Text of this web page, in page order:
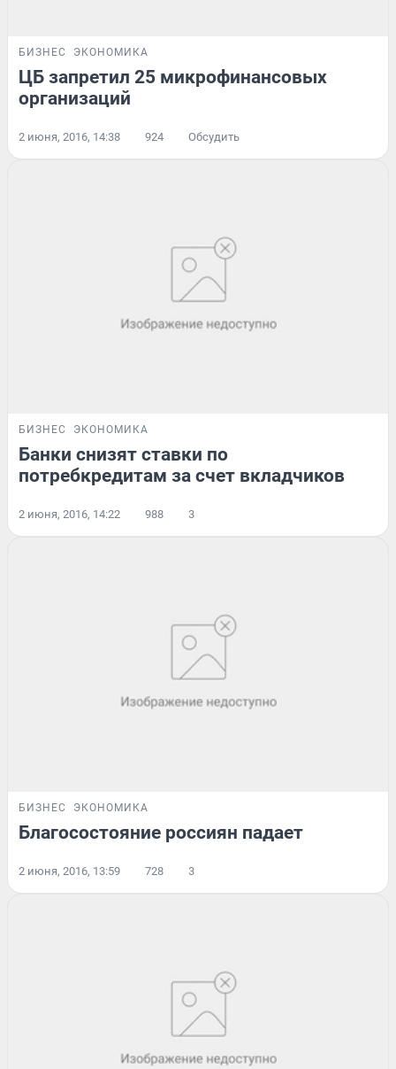
БИЗНЕС ЭКОНОМИКА
ЦБ запретил 25 микрофинансовых
организаций
2 июня, 2016, 14:38 924 Обсудить
БИЗНЕС ЭКОНОМИКА
Банки снизят ставки по
потребкредитам за счет вкладчиков
2 июня, 2016, 14:22 988 3
БИЗНЕС ЭКОНОМИКА
Благосостояние россиян падает
2 июня, 2016, 13:59 728 3